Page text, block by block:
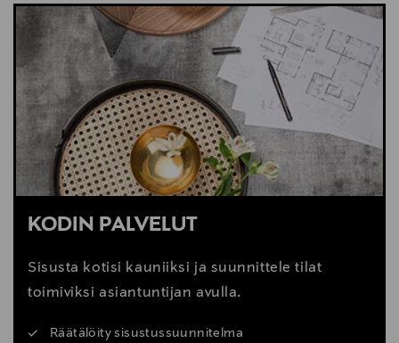
LUE VINKIT
KODIN PALVELUT
Sisusta kotisi kauniiksi ja suunnittele tilat
toimiviksi asiantuntijan avulla.
Räätälöity sisustussuunnitelma